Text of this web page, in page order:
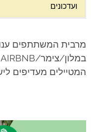
ועדכונים
מרבית המשתתפים
המטיילים מעדיפים